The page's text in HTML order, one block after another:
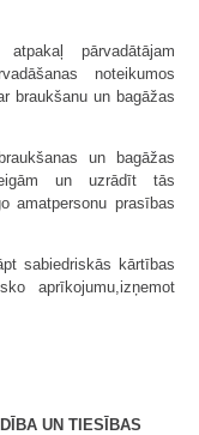
atpakaļ pārvadātājam
noteikumos
braukšanu un bagāžas
un bagāžas
un uzrādīt tās
amatpersonu prasības
sabiedriskās kārtības
aprīkojumu,izņemot
UN TIESĪBAS